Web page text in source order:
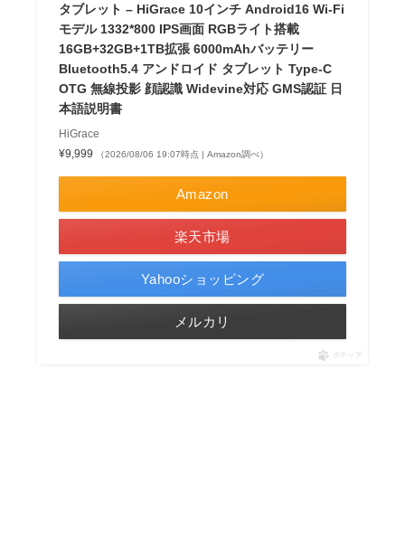
タブレット – HiGrace 10インチ Android16 Wi-Fi
モデル 1332*800 IPS画面 RGBライト搭載
16GB+32GB+1TB拡張 6000mAhバッテリー
Bluetooth5.4 アンドロイド タブレット Type-C
OTG 無線投影 顔認識 Widevine対応 GMS認証 日
本語説明書
HiGrace
¥9,999
（2026/08/06 19:07時点 | Amazon調べ）
Amazon
楽天市場
Yahooショッピング
メルカリ
ポチップ